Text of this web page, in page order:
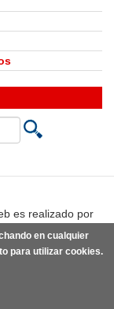
es realizado por
en cualquier
para utilizar cookies.